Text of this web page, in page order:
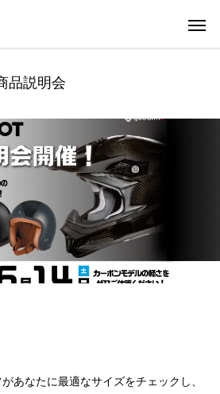
品説明会
あなたに最適なサイズをチェックし、